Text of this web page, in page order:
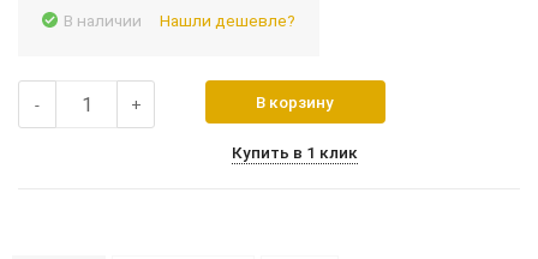
В наличии Нашли дешевле?
- + В корзину
Купить в 1 клик